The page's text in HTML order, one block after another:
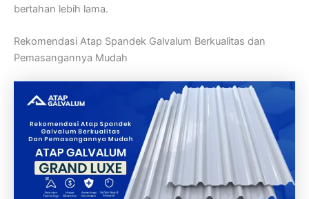
bertahan lebih lama.
Rekomendasi Atap Spandek Galvalum Berkualitas dan
Pemasangannya Mudah